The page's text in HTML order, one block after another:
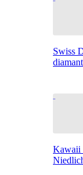
Swiss
Kawaii